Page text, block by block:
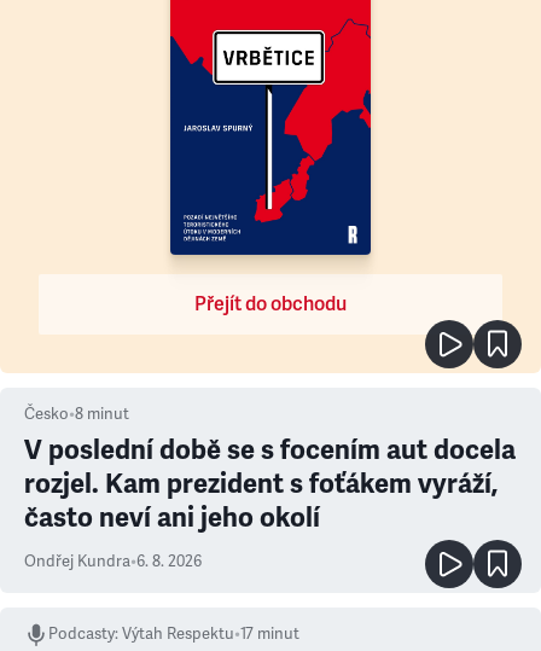
Přejít do obchodu
Česko•8 minut
V poslední době se s focením aut docela
rozjel. Kam prezident s foťákem vyráží,
často neví ani jeho okolí
Ondřej Kundra•6. 8. 2026
Podcasty:Výtah Respektu•17 minut